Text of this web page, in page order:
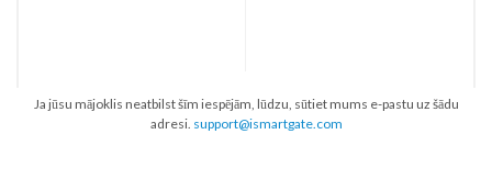
Ja jūsu mājoklis neatbilst šīm iespējām, lūdzu, sūtiet mums e-pastu uz šādu
adresi. support@ismartgate.com